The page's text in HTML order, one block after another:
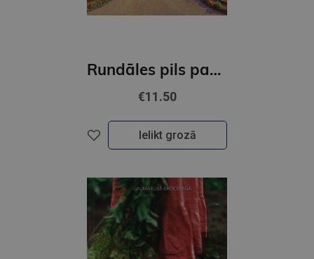
Rundāles pils parks un dārzi
€11.50
Ielikt grozā